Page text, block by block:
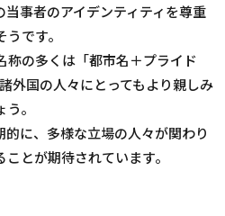
事者のアイデンティティを尊重
です。
の多くは「都市名＋プライド
外国の人々にとってもより親しみ
。
に、多様な立場の人々が関わり
とが期待されています。